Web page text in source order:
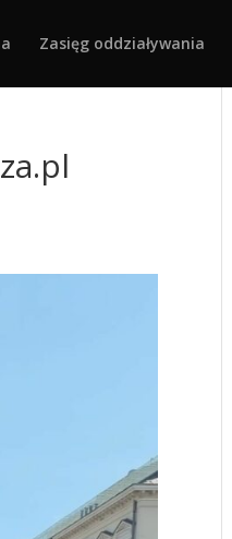
Zasięg oddziaływania